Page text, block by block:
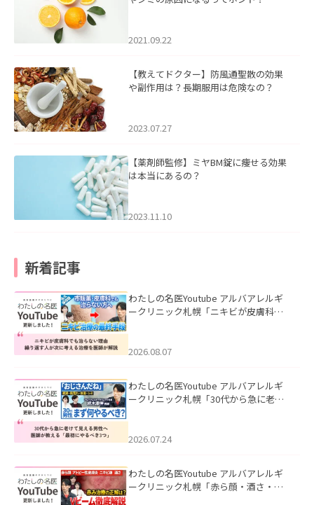
2021.09.22
【教えてドクター】防風通聖散の効果
や副作用は？長期服用は危険なの？
2023.07.27
【薬剤師監修】ミヤBM錠に痩せる効果
は本当にあるの？
2023.11.10
新着記事
わたしの名医Youtube アルバアレルギ
ークリニック札幌「ニキビが皮膚科で
ました。
2026.08.07
わたしの名医Youtube アルバアレルギ
ークリニック札幌「30代から急に老け
た。
2026.07.24
わたしの名医Youtube アルバアレルギ
ークリニック札幌「赤ら顔・酒さ・ニ